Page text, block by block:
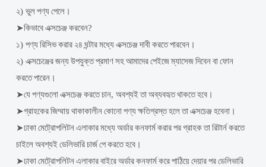
২) ভুলপণ্যপেলে ।
➤কিভাবেএক্সচেঞ্জ করবেন?
১) পণ্যরিসিভকরার ২৪ ঘন্টারমধ্যেএক্সচেঞ্জ দাবীকরতেপারবেন ।
২) এক্সচেঞ্জেরজন্যউপযুক্তপ্রমাণসহআমাদেরপেইজেম্যাসেজদিবেনবাফোন
করতেপারেন ।
➤যেপণ্যগুলোএক্সচেঞ্জ করতেচান, অবশ্যইতাঅব্যবহৃতথাকতেহবে ।
➤গ্রাহকেরজিম্মায়থাকাকালীনকোনোপণ্যক্ষতিগ্রস্তহলেতাএক্সচেঞ্জ হবেনা ।
➤ঢাকামেট্রোপলিটনএলাকারমধ্যেঅর্ডারকনফার্মকরারপরগ্রাহকতারিটার্নকরতে
চাইলেঅবশ্যইডেলিভারিচার্জপেকরতেহবে ।
➤ঢাকামেট্রোপলিটনএলাকারবাইরেঅর্ডারকনফার্মকরেপাঠিয়েদেয়ারপরডেলিভারি